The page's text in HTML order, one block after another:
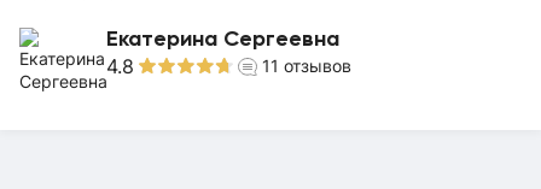
Екатерина Сергеевна
4.8 11 отзывов